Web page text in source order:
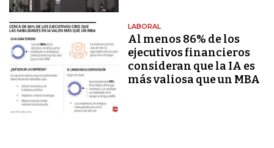
LABORAL
Al menos 86% de los
ejecutivos financieros
consideran que la IA es
más valiosa que un MBA